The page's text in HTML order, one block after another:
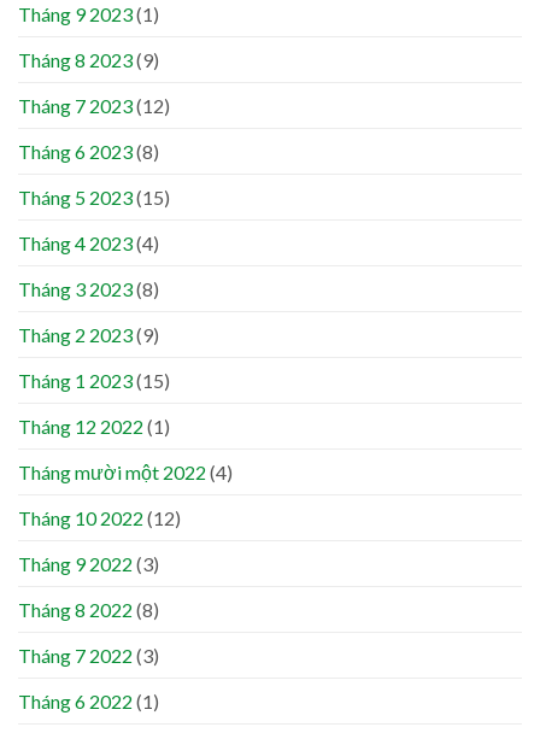
Tháng 9 2023(1)
Tháng 8 2023(9)
Tháng 7 2023(12)
Tháng 6 2023(8)
Tháng 5 2023(15)
Tháng 4 2023(4)
Tháng 3 2023(8)
Tháng 2 2023(9)
Tháng 1 2023(15)
Tháng 12 2022 (1)
Tháng mười một 2022 (4)
Tháng 10 2022 (12)
Tháng 9 2022 (3)
Tháng 8 2022 (8)
Tháng 7 2022 (3)
Tháng 6 2022 (1)